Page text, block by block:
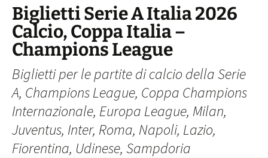
Skip
content
Biglietti Serie A Italia 2026
Calcio, Coppa Italia –
Champions League
Biglietti per le partite di calcio della Serie
A, Champions League, Coppa Champions
Internazionale, Europa League, Milan,
Juventus, Inter, Roma, Napoli, Lazio,
Fiorentina, Udinese, Sampdoria